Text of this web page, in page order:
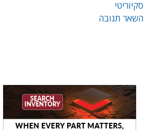
סקיוריטי
השאר תגובה